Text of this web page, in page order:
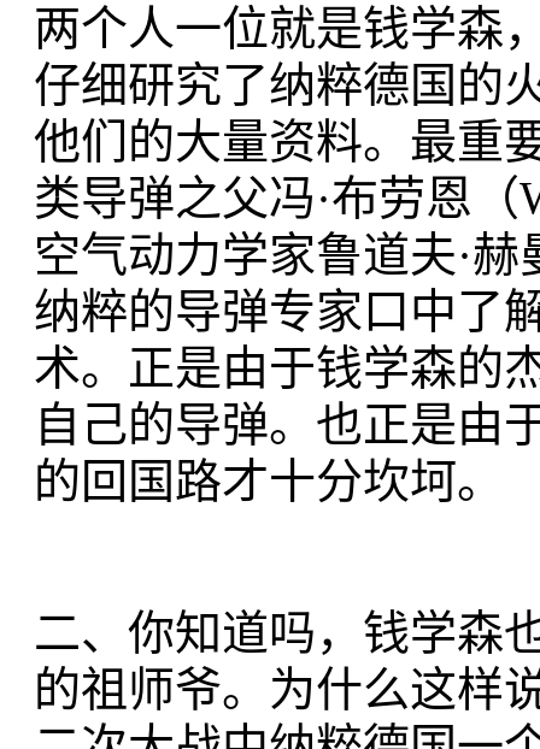
两个人一位就是钱学森
仔细研究了纳粹德国的
他们的大量资料。最重
类导弹之父冯·布劳恩（
空气动力学家鲁道夫·赫
纳粹的导弹专家口中了
术。正是由于钱学森的
自己的导弹。也正是由
的回国路才十分坎坷。
二、你知道吗，钱学森
的祖师爷。为什么这样